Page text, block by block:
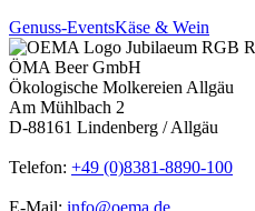
Genuss-EventsKäse & Wein
ÖMA Beer GmbH
Ökologische Molkereien Allgäu
Am Mühlbach 2
D-88161 Lindenberg / Allgäu
Telefon: +49 (0)8381-8890-100